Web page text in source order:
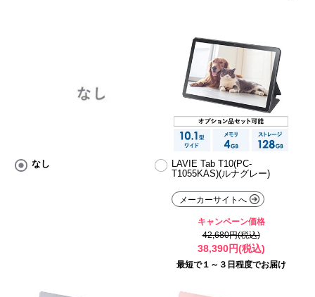
なし
LAVIE Tab T10(PC-
T1055KAS)(ルナグレー)
メーカーサイトへ
キャンペーン価格
42,680円(税込)
38,390円(税込)
最短で１～３日程度でお届け